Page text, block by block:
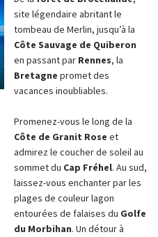
site légendaire abritant le
tombeau de Merlin, jusqu’à la
Côte Sauvage de Quiberon
en passant par Rennes, la
Bretagne promet des
vacances inoubliables.
Promenez-vous le long de la
Côte de Granit Rose et
admirez le coucher de soleil au
sommet du Cap Fréhel. Au sud,
laissez-vous enchanter par les
plages de couleur lagon
entourées de falaises du Golfe
du Morbihan. Un détour à